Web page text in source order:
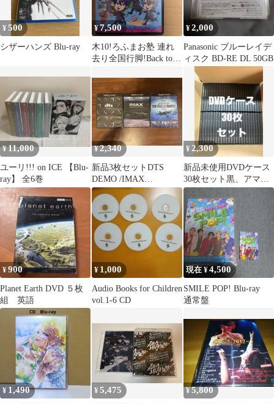
¥500
シザーハンズ Blu-ray
¥7,500
木10!ろふまお塾 連れ
去り全国行脚!Back to
¥2,000
Panasonic ブルーレイデ
ィスク BD-RE DL 50GB
¥11,000
ユーリ!!! on ICE 【Blu-
ray】 全6巻
¥2,340
新品3枚セットDTS
DEMO /IMAX
ENHANCED/ JOURNEY
¥2,300
新品未使用DVDケース
30枚セット黒、アマレ
ータイプ、空ケースト
ール
¥900
Planet Earth DVD ５枚
組 英語
¥ 1,000
Audio Books for Children
vol.1-6 CD
現在 ¥4,500
SMILE POP! Blu-ray
通常盤
¥ 1,490 ¥5,475 ¥5,800